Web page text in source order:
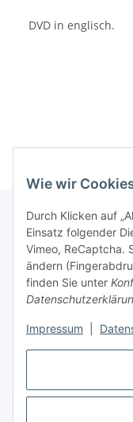
Wie wir
Durch Klicken auf
Einsatz folgender
Vimeo, ReCaptcha.
ändern
finden Sie unter
Impressum
DVD in englisch.
Informationen
Gesetzliche